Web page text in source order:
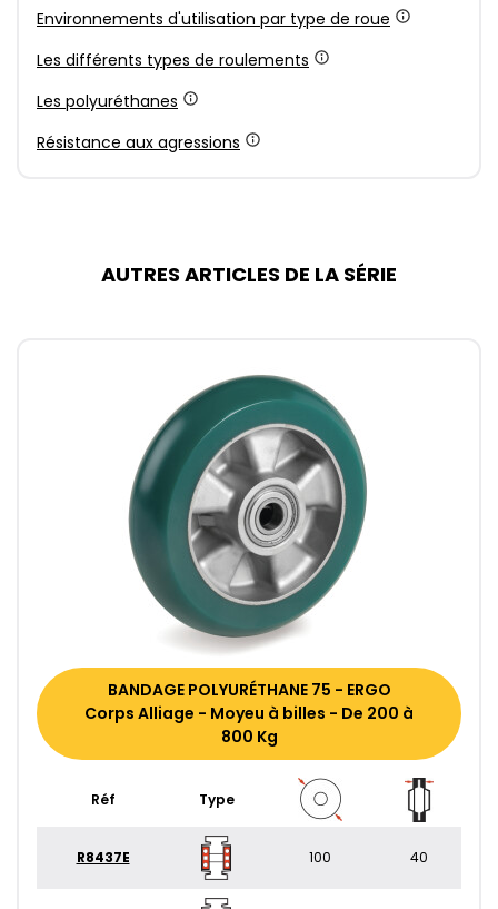
Environnements d'utilisation par type de roue
Les différents types de roulements
Les polyuréthanes
Résistance aux agressions
AUTRES ARTICLES DE LA SÉRIE
BANDAGE POLYURÉTHANE 75 - ERGO
Corps Alliage - Moyeu à billes - De 200 à
800 Kg
Réf Type
R8437E 100 40